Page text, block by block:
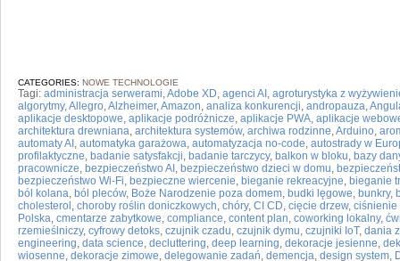
CATEGORIES: NOWE TECHNOLOGIE
Tagi: administracja serwerami,Adobe XD, agenci AI , agroturystyka z
algorytmy,Allegro,Alzheimer,Amazon, analiza konkurencji, andropauza,
aplikacje desktopowe, aplikacje podróżnicze, aplikacje PWA, aplikacje
architektura drewniana, architektura systemów, archiwa rodzinne,Arduino,
automaty AI , automatyka garażowa, automatyzacja no-code, autostrady w
profilaktyczne, badanie satysfakcji, badanie tarczycy, balkon w bloku, bazy
pracownicze, bezpieczeństwo AI , bezpieczeństwo dzieci w domu,
bezpieczeństwo Wi-Fi, bezpieczne wiercenie, bieganie rekreacyjne, bieganie
ból kolana, ból pleców, Boże Narodzenie poza domem, budki lęgowe, bunkry,
cholesterol , choroby roślin doniczkowych, chóry, CI CD, cięcie drzew, ciśnienie
Polska, cmentarze zabytkowe, compliance, content plan, coworking lokalny,
rzemieślniczy, cyfrowy detoks, czujnik czadu, czujnik dymu, czujniki IoT, dania
engineering, data science, decluttering, deep learning, dekoracje jesienne,
wiosenne, dekoracje zimowe, delegowanie zadań, demencja, design system,